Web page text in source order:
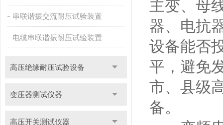
串联谐振交流耐压试验装置
电缆串联谐振耐压试验装置
高压绝缘耐压试验设备
变压器测试仪器
高压开关测试仪器
主变、母
器、电抗
设备能否
平，避免
市、县级
备。